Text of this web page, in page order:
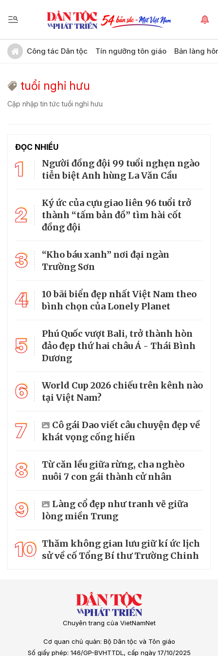
Công tác Dân tộc Tín ngưỡng tôn giáo Bản làng
tuổi nghỉ hưu
Cập nhập tin tức tuổi nghỉ hưu
ĐỌC NHIỀU
1
Người đồng đội 99 tuổi nghẹn ngào
tiễn biệt Anh hùng La Văn Cầu
2
Ký ức của cựu giao liên 96 tuổi trở
thành “tấm bản đồ” tìm hài cốt
đồng đội
3
“Kho báu xanh” nơi đại ngàn
Trường Sơn
4
10 bãi biển đẹp nhất Việt Nam theo
bình chọn của Lonely Planet
5
Phú Quốc vượt Bali, trở thành hòn
đảo đẹp thứ hai châu Á - Thái Bình
Dương
6
World Cup 2026 chiếu trên kênh nào
tại Việt Nam?
7
Cô gái Dao viết câu chuyện đẹp về
khát vọng cống hiến
8
Từ căn lều giữa rừng, cha nghèo
nuôi 7 con gái thành cử nhân
9
Làng cổ đẹp như tranh vẽ giữa
lòng miền Trung
10 Thăm không gian lưu giữ kí ức lịch
sử về cố Tổng Bí thư Trường Chinh
Chuyên trang của VietNamNet
Cơ quan chủ quản: Bộ Dân tộc và Tôn giáo
Số giấy phép: 146/GP-BVHTTDL, cấp ngày 17/10/2025